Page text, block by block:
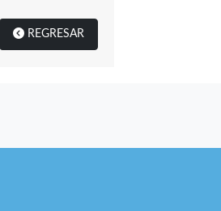
REGRESAR